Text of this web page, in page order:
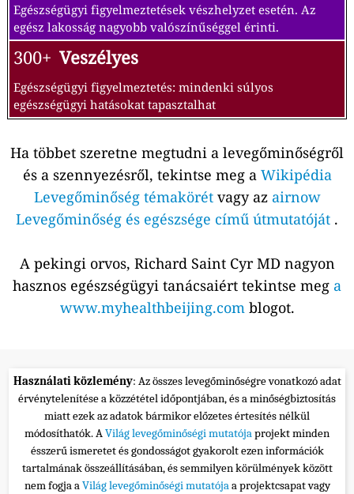
Egészségügyi figyelmeztetések vészhelyzet esetén. Az
egész lakosság nagyobb valószínűséggel érinti.
300+ Veszélyes
Egészségügyi figyelmeztetés: mindenki súlyos
egészségügyi hatásokat tapasztalhat
Ha többet szeretne megtudni a levegőminőségről
és a szennyezésről, tekintse meg a Wikipédia
Levegőminőség témakörétvagy az airnow
Levegőminőség és egészsége című útmutatóját .
A pekingi orvos, Richard Saint Cyr MD nagyon
hasznos egészségügyi tanácsaiért tekintse meg a
www.myhealthbeijing.comblogot.
Használati közlemény: Az összes levegőminőségre vonatkozó adat
érvénytelenítése a közzététel időpontjában, és a minőségbiztosítás
miatt ezek az adatok bármikor előzetes értesítés nélkül
módosíthatók. AVilág levegőminőségi mutatójaprojekt minden
ésszerű ismeretet és gondosságot gyakorolt ezen információk
tartalmának összeállításában, és semmilyen körülmények között
nem fogja aVilág levegőminőségi mutatójaa projektcsapat vagy